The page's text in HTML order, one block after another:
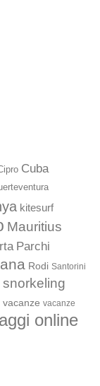
Cuba
kitesurf
Mauritius
Parchi
Rodi Santorini
snorkeling
vacanze vacanze
online